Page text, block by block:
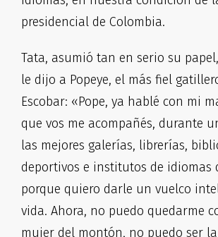
presidencial de Colombia.
Tata, asumió tan en serio su
le dijo a Popeye, el más fiel
Escobar: «Pope, ya hablé con mi
que vos me acompañés, durante
las mejores galerías, librerías,
deportivos e institutos de idiomas
porque quiero darle un vuelco
vida. Ahora, no puedo quedarme
mujer del montón, no puedo ser